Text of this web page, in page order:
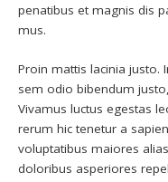
penatibus et magnis dis
mus.
Proin mattis lacinia justo.
sem odio bibendum
Vivamus luctus egestas
rerum hic tenetur a
voluptatibus maiores
doloribus asperiores